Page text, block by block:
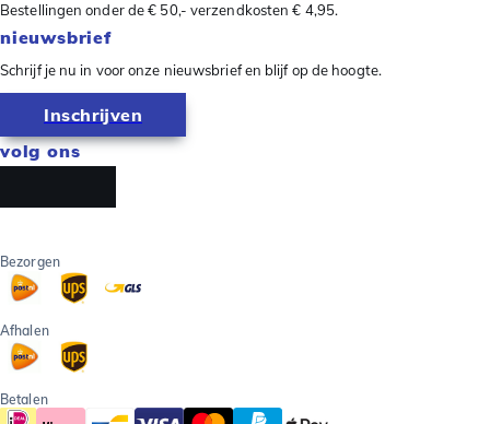
Bestellingen onder de € 50,- verzendkosten € 4,95.
nieuwsbrief
Schrijf je nu in voor onze nieuwsbrief en blijf op de hoogte.
Inschrijven
volg ons
Bezorgen
Afhalen
Betalen